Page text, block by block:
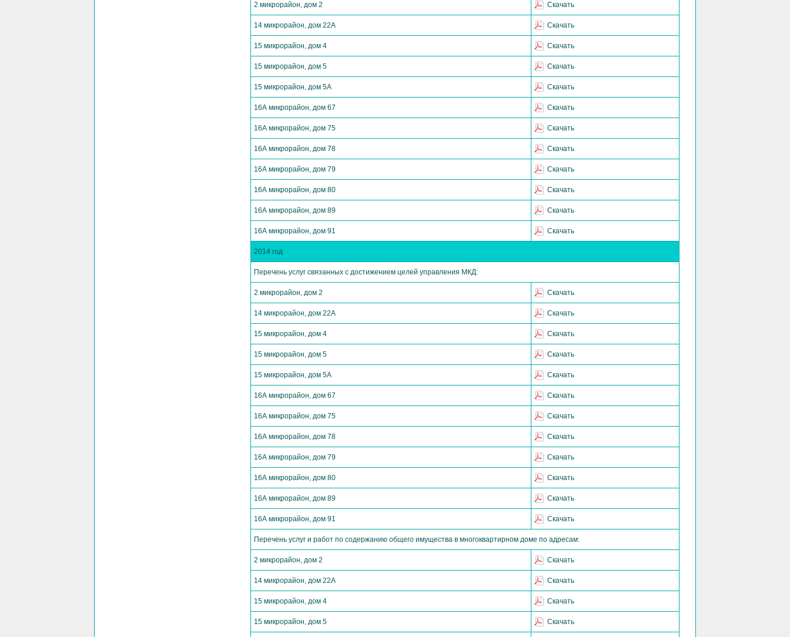
2 микрорайон, дом 2 Скачать
14 микрорайон, дом 22А Скачать
15 микрорайон, дом 4 Скачать
15 микрорайон, дом 5 Скачать
15 микрорайон, дом 5А Скачать
16А микрорайон, дом 67 Скачать
16А микрорайон, дом 75 Скачать
16А микрорайон, дом 78 Скачать
16А микрорайон, дом 79 Скачать
16А микрорайон, дом 80 Скачать
16А микрорайон, дом 89 Скачать
16А микрорайон, дом 91 Скачать
2014 год
Перечень услуг связанных с достижением целей управления МКД:
2 микрорайон, дом 2 Скачать
14 микрорайон, дом 22А Скачать
15 микрорайон, дом 4 Скачать
15 микрорайон, дом 5 Скачать
15 микрорайон, дом 5А Скачать
16А микрорайон, дом 67 Скачать
16А микрорайон, дом 75 Скачать
16А микрорайон, дом 78 Скачать
16А микрорайон, дом 79 Скачать
16А микрорайон, дом 80 Скачать
16А микрорайон, дом 89 Скачать
16А микрорайон, дом 91 Скачать
Перечень услуг и работ по содержанию общего имущества в многоквартирном доме по адресам:
2 микрорайон, дом 2 Скачать
14 микрорайон, дом 22А Скачать
15 микрорайон, дом 4 Скачать
15 микрорайон, дом 5 Скачать